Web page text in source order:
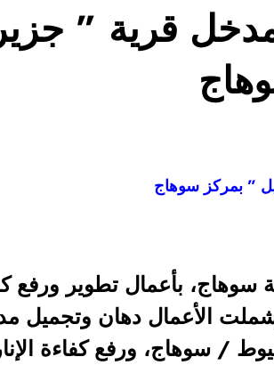
قرية ”
” بمركز سوهاج
سوهاج، بأعمال تطوير ورفع
الأعمال دهان وتجميل
/ سوهاج، ورفع كفاءة